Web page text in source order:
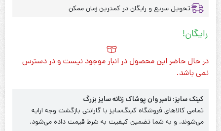
تحویل سریع و رایگان در کمترین زمان ممکن
رایگان!
در حال حاضر این محصول در انبار موجود نیست و در دسترس
نمی باشد.
کینک سایز: نامبر وان پوشاک زنانه سایز بزرگ
تمامی کالاهای فروشگاه کینگ‌سایز با گارانتی بازگشت وجه ارایه
می‌شوند. و به شما تضمین کیفیت به شرط قیمت داده می‌شود.